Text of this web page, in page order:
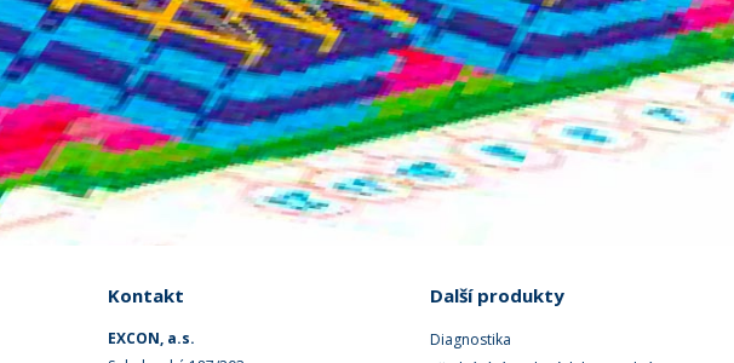
Kontakt
EXCON, a.s.
Další produkty
Diagnostika